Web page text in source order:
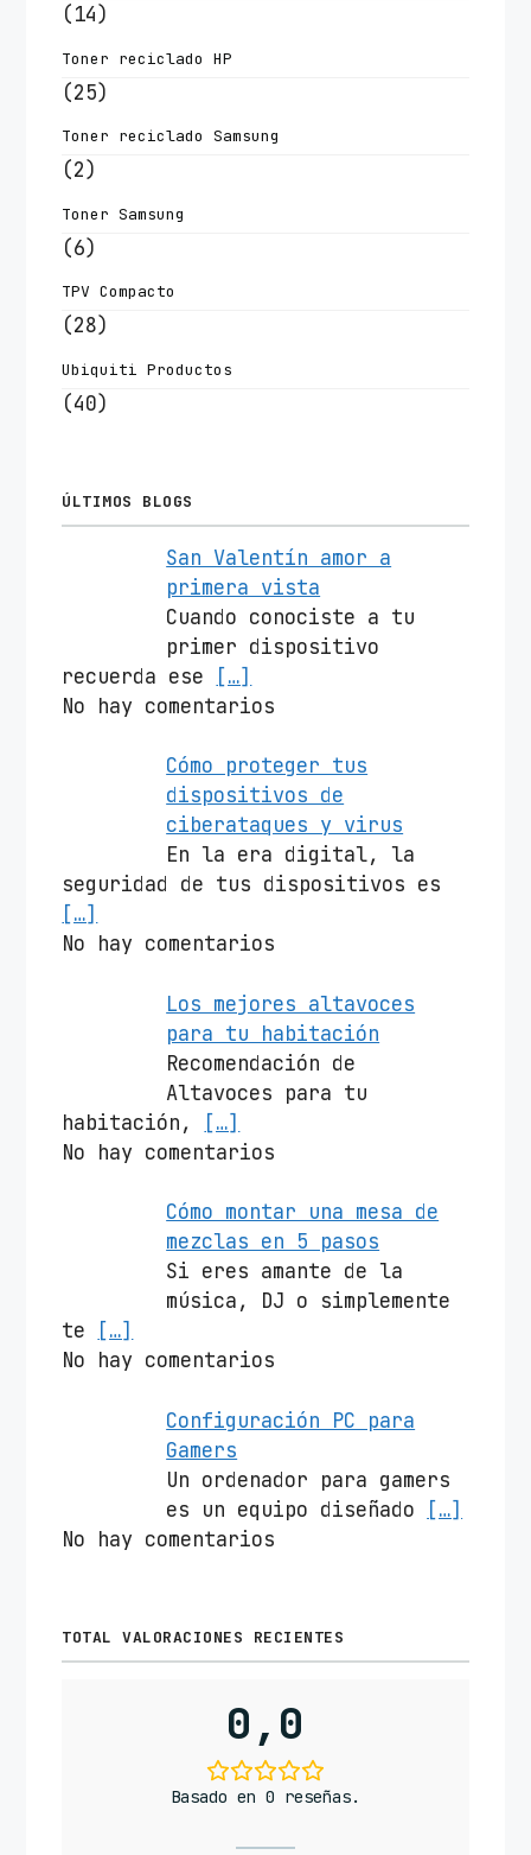
(14)
Toner reciclado HP
(25)
Toner reciclado Samsung
(2)
Toner Samsung
(6)
TPV Compacto
(28)
Ubiquiti Productos
(40)
ÚLTIMOS BLOGS
San Valentín amor a
primera vista
Cuando conociste a tu
primer dispositivo
recuerda ese
[…]
No hay comentarios
Cómo proteger tus
dispositivos de
ciberataques y virus
En la era digital, la
seguridad de tus dispositivos es
[…]
No hay comentarios
Los mejores altavoces
para tu habitación
Recomendación de
Altavoces para tu
habitación,
[…]
No hay comentarios
Cómo montar una mesa de
mezclas en 5 pasos
Si eres amante de la
música, DJ o simplemente
te
[…]
No hay comentarios
Configuración PC para
Gamers
Un ordenador para gamers
es un equipo diseñado
[…]
No hay comentarios
TOTAL VALORACIONES RECIENTES
0,0
Basado en 0 reseñas.